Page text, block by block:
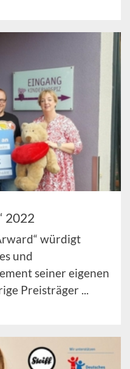
2022
würdigt
und
seiner eigenen
Preisträger ...